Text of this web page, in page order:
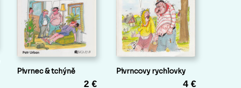
Pivrnec & tchýně
2 €
Pivrncovy rychlovky
4 €